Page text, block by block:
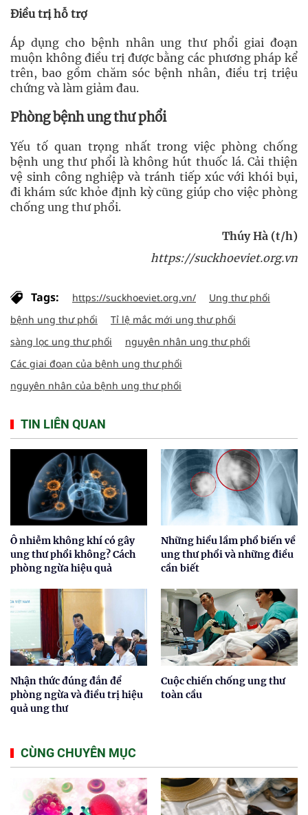
Điều trị hỗ trợ
Áp dụng cho bệnh nhân ung thư phổi giai đoạn
muộn không điều trị được bằng các phương pháp kể
trên, bao gồm chăm sóc bệnh nhân, điều trị triệu
chứng và làm giảm đau.
Phòng bệnh ung thư phổi
Yếu tố quan trọng nhất trong việc phòng chống
bệnh ung thư phổi là không hút thuốc lá. Cải thiện
vệ sinh công nghiệp và tránh tiếp xúc với khói bụi,
đi khám sức khỏe định kỳ cũng giúp cho việc phòng
chống ung thư phổi.
Thúy Hà (t/h)
https://suckhoeviet.org.vn
Tags: https://suckhoeviet.org.vn/
Ung thư phổi
bệnh ung thư phổi
Tỉ lệ mắc mới ung thư phổi
sàng lọc ung thư phổi
nguyên nhân ung thư phổi
Các giai đoạn của bệnh ung thư phổi
nguyên nhân của bệnh ung thư phổi
TIN LIÊN QUAN
Ô nhiễm không khí có gây
ung thư phổi không? Cách
phòng ngừa hiệu quả
Những hiểu lầm phổ biến về
ung thư phổi và những điều
cần biết
Nhận thức đúng đắn để
phòng ngừa và điều trị hiệu
quả ung thư
Cuộc chiến chống ung thư
toàn cầu
CÙNG CHUYÊN MỤC